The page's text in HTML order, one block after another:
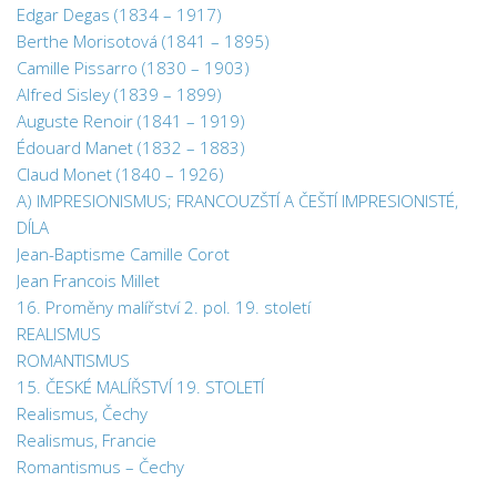
Edgar Degas (1834 – 1917)
Berthe Morisotová (1841 – 1895)
Camille Pissarro (1830 – 1903)
Alfred Sisley (1839 – 1899)
Auguste Renoir (1841 – 1919)
Édouard Manet (1832 – 1883)
Claud Monet (1840 – 1926)
A) IMPRESIONISMUS; FRANCOUZŠTÍ A ČEŠTÍ IMPRESIONISTÉ,
DÍLA
Jean-Baptisme Camille Corot
Jean Francois Millet
16. Proměny malířství 2. pol. 19. století
REALISMUS
ROMANTISMUS
15. ČESKÉ MALÍŘSTVÍ 19. STOLETÍ
Realismus, Čechy
Realismus, Francie
Romantismus – Čechy